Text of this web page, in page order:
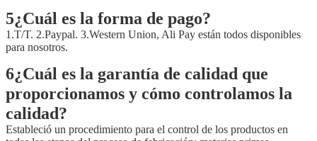
5¿Cuál es la forma de pago?
1.T/T. 2.Paypal. 3.Western Union, Ali Pay están todos disponibles
para nosotros.
6¿Cuál es la garantía de calidad que
proporcionamos y cómo controlamos la
calidad?
Estableció un procedimiento para el control de los productos en